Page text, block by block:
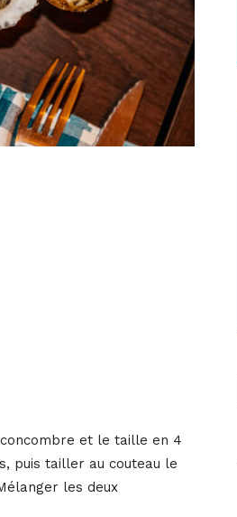
et le taille en 4
puis tailler au couteau le
les deux